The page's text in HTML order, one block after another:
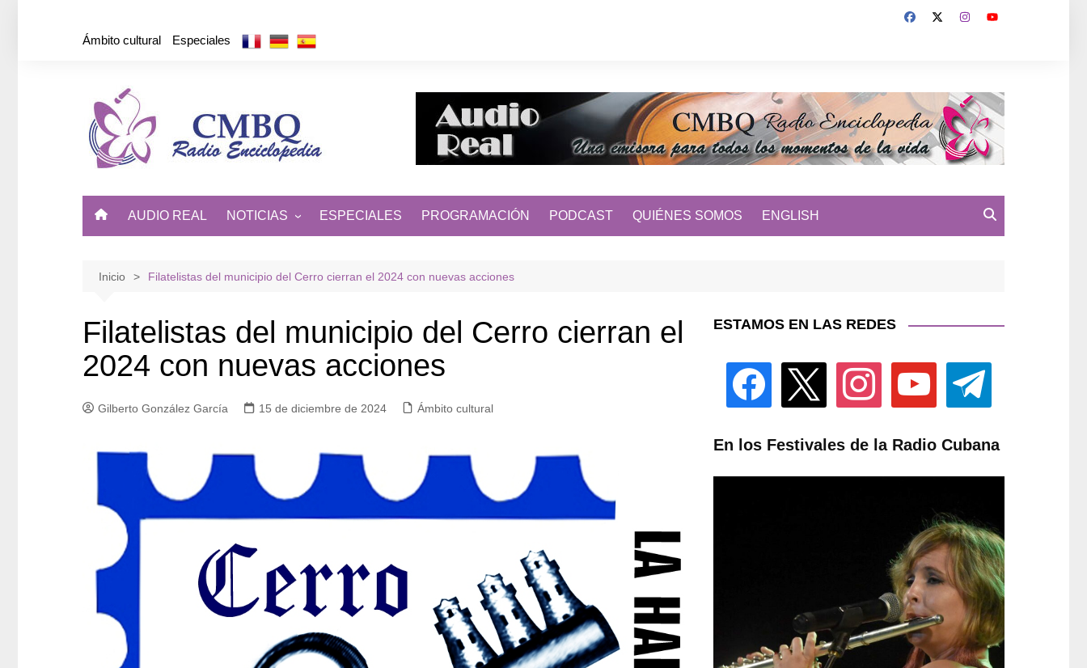
Ámbito cultural Especiales
AUDIO REAL NOTICIAS
DE CUBA Y EL MUNDO
ESPECIALES PROGRAMACIÓN PODCAST QUIÉNES SOMOS ENGLISH
Inicio Filatelistas del municipio del Cerro cierran el 2024 con nuevas acciones
Filatelistas del municipio del Cerro cierran el
2024 con nuevas acciones
Gilberto González García 15 de diciembre de 2024 Ámbito cultural
ESTAMOS EN LAS REDES
facebook instagram youtube telegram
En los Festivales de la Radio Cubana